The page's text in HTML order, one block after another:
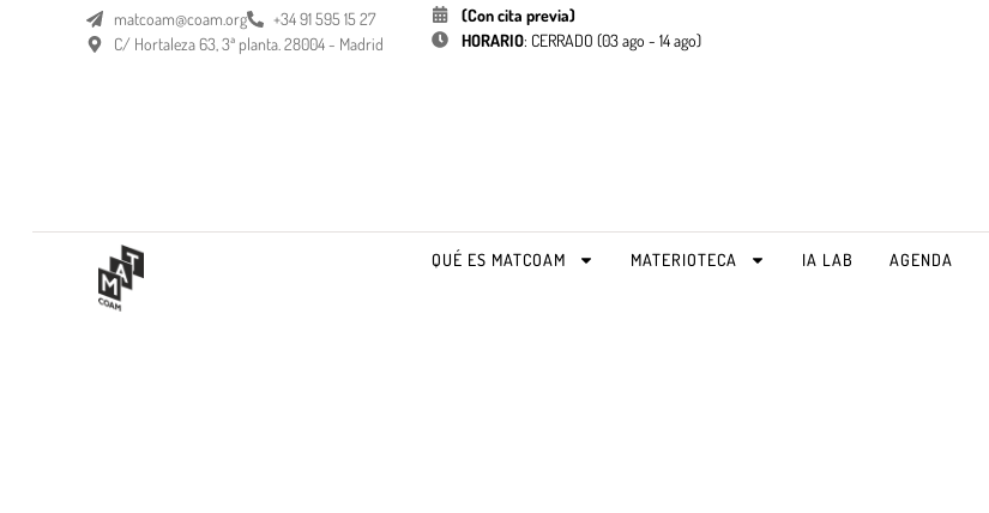
matcoam@coam.org
+34 91 595 15 27
C/ Hortaleza 63, 3ª planta. 28004 - Madrid
(Con cita previa)
HORARIO: CERRADO (03 ago - 14 ago)
QUÉ ES MATCOAM MATERIOTECA IA LAB AGENDA